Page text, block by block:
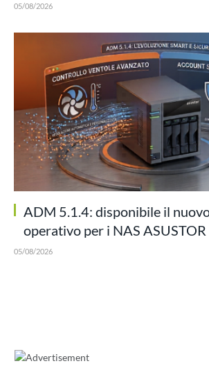
05/08/2026
ADM 5.1.4: disponibile il
operativo per i NAS ASUSTOR
05/08/2026